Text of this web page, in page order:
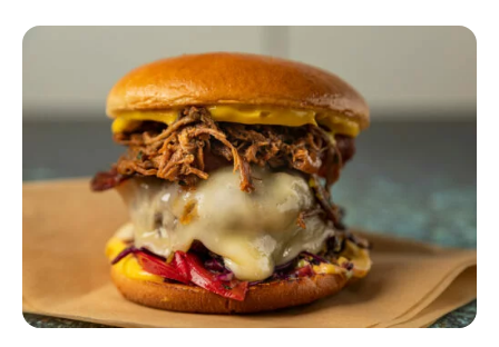
DOWIEDZ SIĘ WIĘCEJ